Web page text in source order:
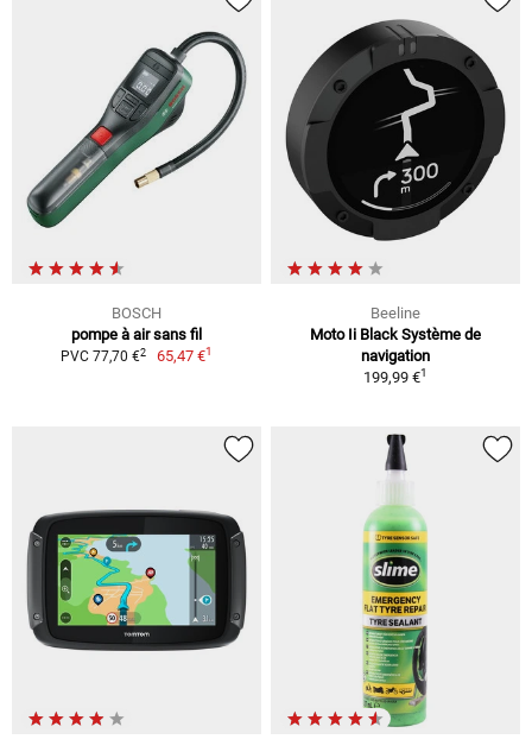
BOSCH
pompe à air sans fil
PVC 77,70 €2 65,47 €1
Beeline
Moto Ii Black Système de
navigation
199,99 €1